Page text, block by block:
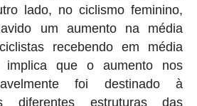
lado, no ciclismo feminino,
um aumento na média
recebendo em média
que o aumento nos
foi destinado à
diferentes estruturas das